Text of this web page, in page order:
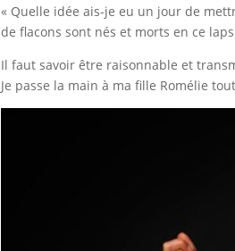
« Quelle idée ais-je eu un jour de
de flacons sont nés et morts en ce
Il faut savoir être raisonnable et
Je passe la main à ma fille Romélie